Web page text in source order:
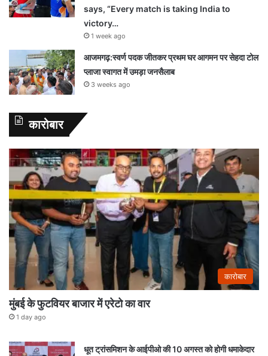
says, “Every match is taking India to
victory…
1 week ago
आजमगढ़:स्वर्ण पदक जीतकर प्रथम घर आगमन पर सेहदा टोल
प्लाजा स्वागत में उमड़ा जनसैलाब
3 weeks ago
कारोबार
कारोबार
मुंबई के फुटवियर बाजार में एरेटो का वार
1 day ago
धूत ट्रांसमिशन के आईपीओ की 10 अगस्त को होगी धमाकेदार